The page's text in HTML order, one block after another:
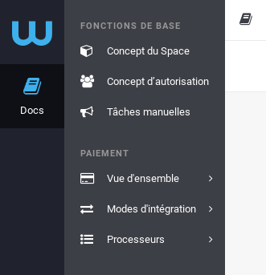
Docs
FONCTIONS DE BASE
Concept du Space
Concept d’autorisation
Tâches manuelles
PAIEMENT
Vue d'ensemble
Modes d'intégration
Processeurs